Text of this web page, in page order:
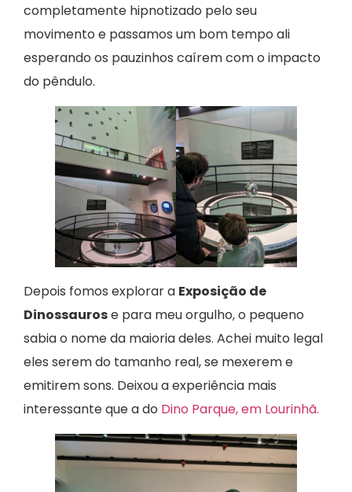
completamente hipnotizado pelo seu
movimento e passamos um bom tempo ali
esperando os pauzinhos caírem com o impacto
do pêndulo.
Depois fomos explorar a Exposição de
Dinossaurose para meu orgulho, o pequeno
sabia o nome da maioria deles. Achei muito legal
eles serem do tamanho real, se mexerem e
emitirem sons. Deixou a experiência mais
interessante que a do Dino Parque, em Lourinhã.